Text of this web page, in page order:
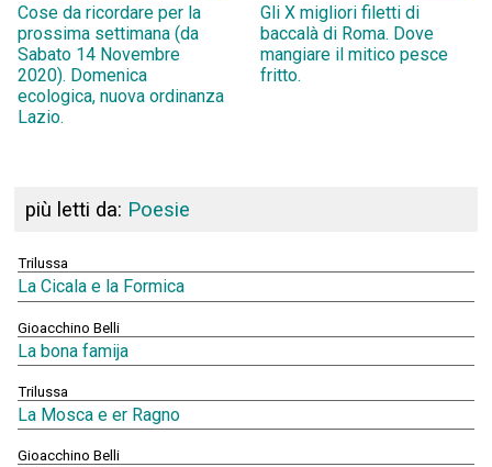
Cose da ricordare per la
prossima settimana (da
Sabato 14 Novembre
2020). Domenica
ecologica, nuova ordinanza
Lazio.
Gli X migliori filetti di
baccalà di Roma. Dove
mangiare il mitico pesce
fritto.
più letti da: Poesie
Trilussa
La Cicala e la Formica
Gioacchino Belli
La bona famija
Trilussa
La Mosca e er Ragno
Gioacchino Belli